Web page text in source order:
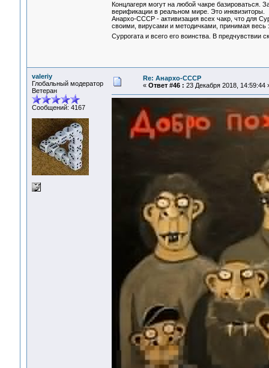
Концлагеря могут на любой чакре базироваться.
верификации в реальном мире. Это инквизиторы.
Анархо-СССР - активизация всех чакр, что для
своими, вирусами и методичками, принимая весь
Суррогата и всего его воинства. В предчувствии
valeriy
Глобальный модератор
Ветеран
Сообщений: 4167
Re: Анархо-СССР
« Ответ #46 : 23 Декабря 2018, 14:59:44